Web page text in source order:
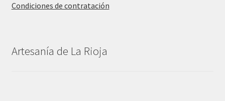
Condiciones de contratación
Artesanía de La Rioja